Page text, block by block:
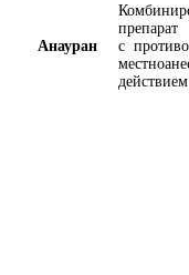
Анауран
препарат
с
действием